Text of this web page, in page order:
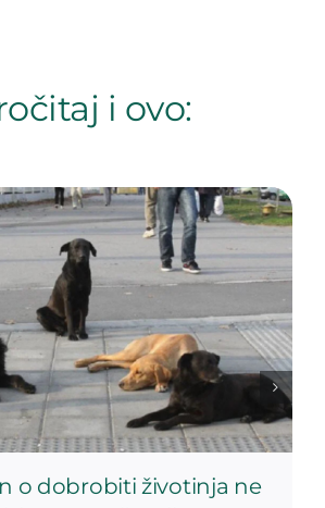
i ovo:
o dobrobiti životinja ne